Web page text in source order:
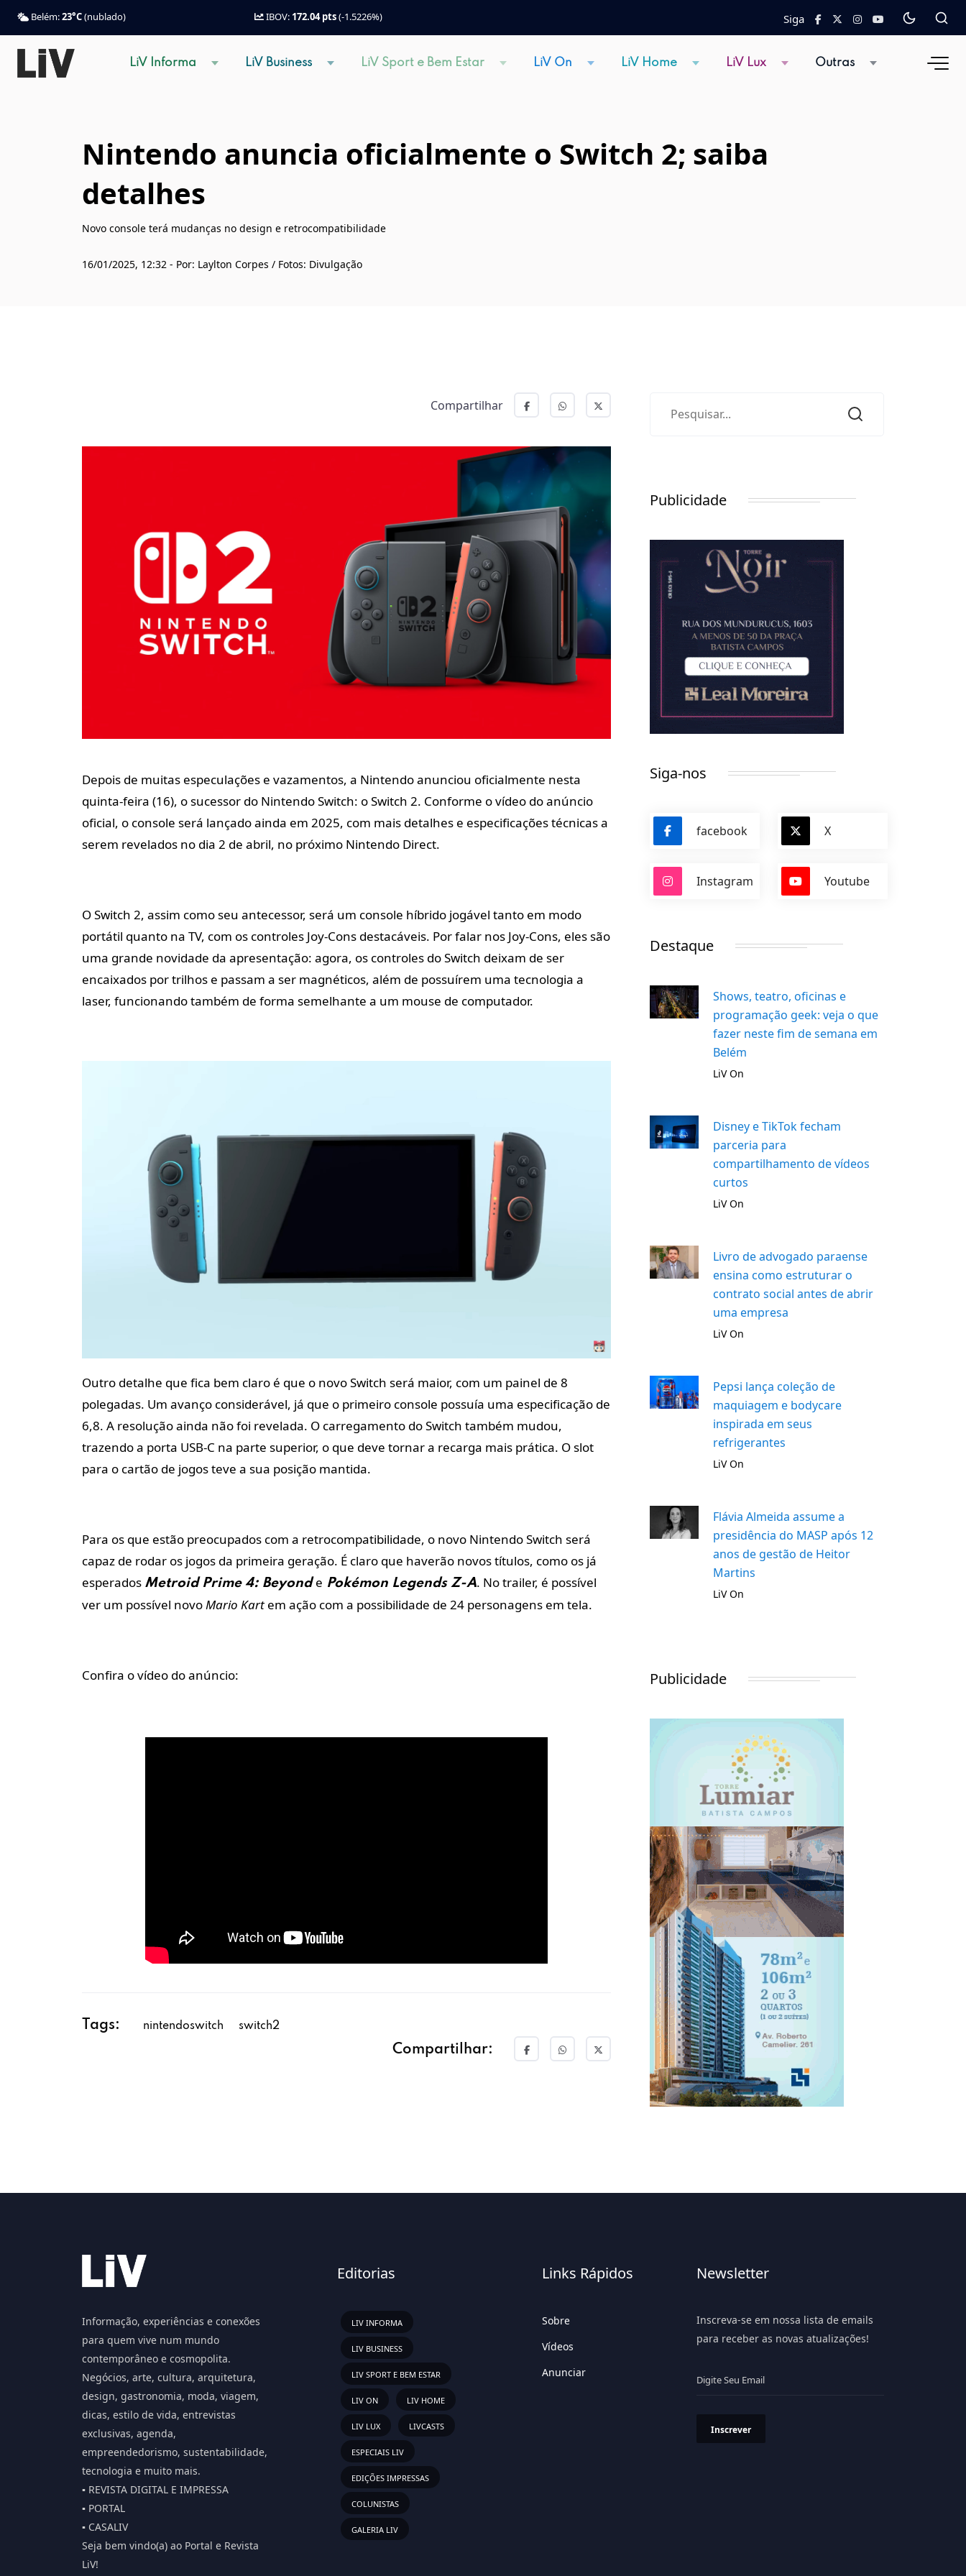
Belém:23°C(nublado) IBOV: 172.04 pts(-1.5226%) Siga
LiV Informa LiV Business LiV Sport e Bem Estar LiV On LiV Home LiV Lux Outras
Nintendo anuncia oficialmente o Switch 2; saiba
detalhes
Novo console terá mudanças no design e retrocompatibilidade
16/01/2025, 12:32 - Por: Laylton Corpes / Fotos: Divulgação
Compartilhar
Depois de muitas especulações e vazamentos, a Nintendo anunciou oficialmente nesta
quinta-feira (16), o sucessor do Nintendo Switch: o Switch 2. Conforme o vídeo do anúncio
oficial, o console será lançado ainda em 2025, com mais detalhes e especificações técnicas a
serem revelados no dia 2 de abril, no próximo Nintendo Direct.
O Switch 2, assim como seu antecessor, será um console híbrido jogável tanto em modo
portátil quanto na TV, com os controles Joy-Cons destacáveis. Por falar nos Joy-Cons, eles são
uma grande novidade da apresentação: agora, os controles do Switch deixam de ser
encaixados por trilhos e passam a ser magnéticos, além de possuírem uma tecnologia a
laser, funcionando também de forma semelhante a um mouse de computador.
Outro detalhe que fica bem claro é que o novo Switch será maior, com um painel de 8
polegadas. Um avanço considerável, já que o primeiro console possuía uma especificação de
6,8. A resolução ainda não foi revelada. O carregamento do Switch também mudou,
trazendo a porta USB-C na parte superior, o que deve tornar a recarga mais prática. O slot
para o cartão de jogos teve a sua posição mantida.
Para os que estão preocupados com a retrocompatibilidade, o novo Nintendo Switch será
capaz de rodar os jogos da primeira geração. É claro que haverão novos títulos, como os já
esperados Metroid Prime 4: Beyond e Pokémon Legends Z-A. No trailer, é possível
ver um possível novoMario Kart em ação com a possibilidade de 24 personagens em tela.
Confira o vídeo do anúncio:
Tags: nintendoswitch switch2
Compartilhar:
Publicidade
Siga-nos
facebook X
Instagram Youtube
Destaque
Shows, teatro, oficinas e
programação geek: veja o que
fazer neste fim de semana em
Belém
LiV On
Disney e TikTok fecham
parceria para
compartilhamento de vídeos
curtos
LiV On
Livro de advogado paraense
ensina como estruturar o
contrato social antes de abrir
uma empresa
LiV On
Pepsi lança coleção de
maquiagem e bodycare
inspirada em seus
refrigerantes
LiV On
Flávia Almeida assume a
presidência do MASP após 12
anos de gestão de Heitor
Martins
LiV On
Publicidade
Informação, experiências e conexões
para quem vive num mundo
contemporâneo e cosmopolita.
Negócios, arte, cultura, arquitetura,
design, gastronomia, moda, viagem,
dicas, estilo de vida, entrevistas
exclusivas, agenda,
empreendedorismo, sustentabilidade,
tecnologia e muito mais.
▪️ REVISTA DIGITAL E IMPRESSA
▪️ PORTAL
▪️ CASALIV
Seja bem vindo(a) ao Portal e Revista
LiV!
Editorias
LIV INFORMA
LIV BUSINESS
LIV SPORT E BEM ESTAR
LIV ON LIV HOME
LIV LUX LIVCASTS
ESPECIAIS LIV
EDIÇÕES IMPRESSAS
COLUNISTAS
GALERIA LIV
Links Rápidos
Sobre
Vídeos
Anunciar
Newsletter
Inscreva-se em nossa lista de emails
para receber as novas atualizações!
Inscrever